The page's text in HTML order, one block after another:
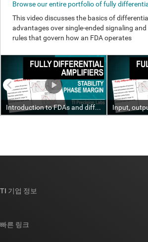
TI 기업 정보
빠른 링크